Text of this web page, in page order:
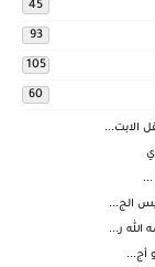
45
93
105
60
الابت...
...
الج...
ر...
أج...